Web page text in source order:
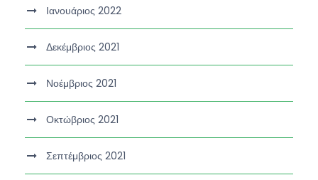
Ιανουάριος 2022
Δεκέμβριος 2021
Νοέμβριος 2021
Οκτώβριος 2021
Σεπτέμβριος 2021